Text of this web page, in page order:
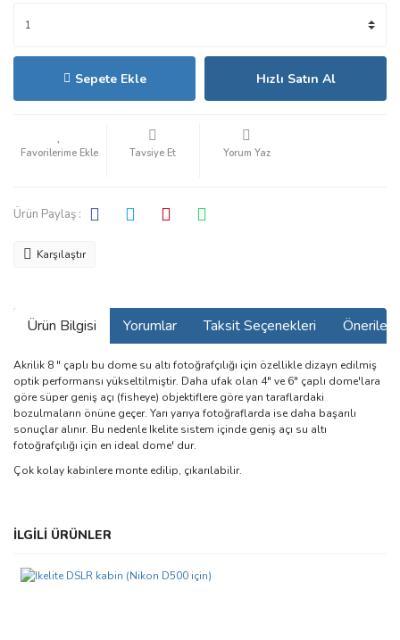
Sepete Ekle Hızlı Satın Al
Tavsiye Et Yorum Yaz
Ürün Paylaş :
Karşılaştır
Ürün Bilgisi Yorumlar Taksit Seçenekleri
Akrilik 8 " çaplı bu dome su altı fotoğrafçılığı için özellikle dizayn edilmiş
optik performansı yükseltilmiştir. Daha ufak olan 4" ve 6" çaplı dome'lara
göre süper geniş açı (fisheye) objektiflere göre yan taraflardaki
bozulmaların önüne geçer. Yarı yarıya fotoğraflarda ise daha başarılı
sonuçlar alınır. Bu nedenle Ikelite sistem içinde geniş açı su altı
fotoğrafçılığı için en ideal dome' dur.
Çok kolay kabinlere monte edilip, çıkarılabilir.
Bu ürünün fiyat bilgisi, resim, ürün açıklamalarında ve diğer
konularda yetersiz gördüğünüz noktaları öneri formunu kullanarak
Görüş ve önerileriniz için teşekkür ederiz.
İLGİLİ ÜRÜNLER